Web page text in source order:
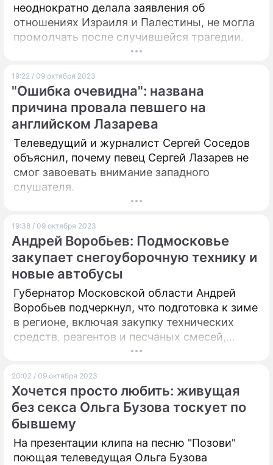
неоднократно делала заявления об
отношениях Израиля и Палестины, не могла
промолчать после случившейся трагедии.
19:22 / 09 октября 2023
"Ошибка очевидна": названа
причина провала певшего на
английском Лазарева
Телеведущий и журналист Сергей Соседов
объяснил, почему певец Сергей Лазарев не
смог завоевать внимание западного
слушателя.
19:38 / 09 октября 2023
Андрей Воробьев: Подмосковье
закупает снегоуборочную технику и
новые автобусы
Губернатор Московской области Андрей
Воробьев подчеркнул, что подготовка к зиме
в регионе, включая закупку технических
средств, реагентов и песчаных смесей,
должна соответствовать самым высоким
20:02 / 09 октября 2023
Хочется просто любить: живущая
без секса Ольга Бузова тоскует по
бывшему
На презентации клипа на песню "Позови"
поющая телеведущая Ольга Бузова